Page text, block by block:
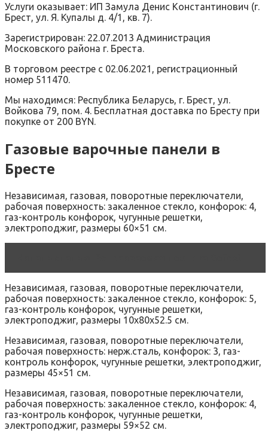
Услуги оказывает: ИП Замула Денис Константинович (г.
Брест, ул. Я. Купалы д. 4/1, кв. 7).
Зарегистрирован: 22.07.2013 Администрация
Московского района г. Бреста.
В торговом реестре с 02.06.2021, регистрационный
номер 511470.
Мы находимся: Республика Беларусь, г. Брест, ул.
Войкова 79, пом. 4. Бесплатная доставка по Бресту при
покупке от 200 BYN.
Газовые варочные панели в
Бресте
Независимая, газовая, поворотные переключатели,
рабочая поверхность: закаленное стекло, конфорок: 4,
газ-контроль конфорок, чугунные решетки,
электроподжиг, размеры 60×51 см.
Независимая, газовая, поворотные переключатели,
рабочая поверхность: закаленное стекло, конфорок: 5,
газ-контроль конфорок, чугунные решетки,
электроподжиг, размеры 10x80x52.5 см.
Независимая, газовая, поворотные переключатели,
рабочая поверхность: нерж.сталь, конфорок: 3, газ-
контроль конфорок, чугунные решетки, электроподжиг,
размеры 45×51 см.
Независимая, газовая, поворотные переключатели,
рабочая поверхность: закаленное стекло, конфорок: 4,
газ-контроль конфорок, чугунные решетки,
электроподжиг, размеры 59×52 см.